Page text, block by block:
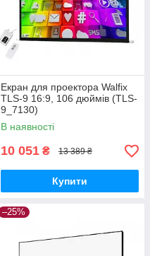
Екран для проектора Walfix
TLS-9 16:9, 106 дюймів (TLS-
9_7130)
В наявності
10 051 ₴ 13 389 ₴
Купити
–25%